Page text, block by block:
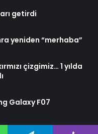
getirdi
yeniden “merhaba”
çizgimiz… 1 yılda
Galaxy F07